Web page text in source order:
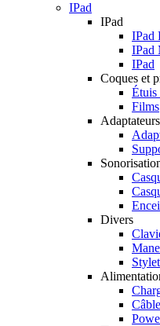
IPad
IPad
IPad
IPad
IPad
Coques et
Étuis
Films
Divers
Stylet